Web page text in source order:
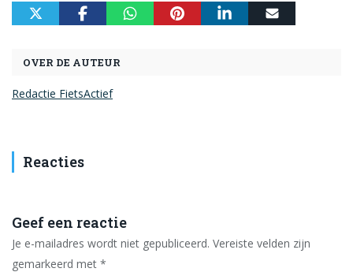
OVER DE AUTEUR
Redactie FietsActief
Reacties
Geef een reactie
Je e-mailadres wordt niet gepubliceerd. Vereiste velden zijn
gemarkeerd met *